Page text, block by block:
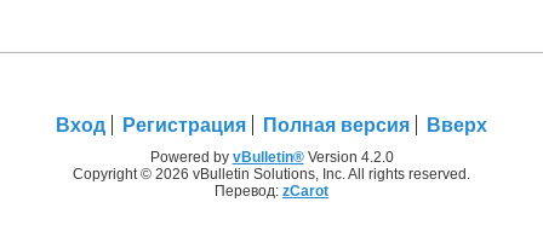
Вход Регистрация Полная версия Вверх
Powered by vBulletin®Version 4.2.0
Copyright © 2026 vBulletin Solutions, Inc. All rights reserved.
Перевод: zCarot